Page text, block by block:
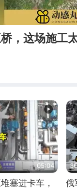
，这场施工
05:04
塞进卡车，
俄